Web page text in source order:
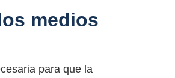
medios
para que la